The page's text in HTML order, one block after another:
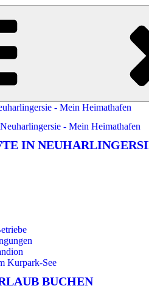
IN
Kurpark-See
BUCHEN